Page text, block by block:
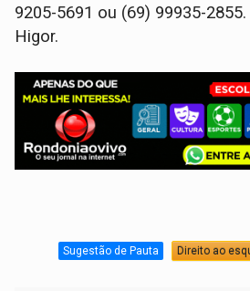
9205-5691 ou (69) 99935-
Higor.
Sugestão de Pauta Direito ao